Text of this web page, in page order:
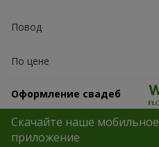
Повод
По цене
Оформление свадеб
Скачайте наше мобильное
приложение